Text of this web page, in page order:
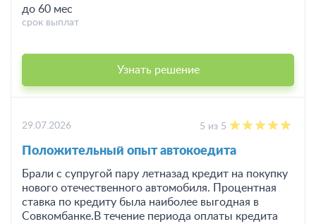
до 60 мес
срок выплат
Узнать решение
29.07.2026 5 из 5
Положительный опыт автокоедита
Брали с супругой пару летназад кредит на покупку
нового отечественного автомобиля. Процентная
ставка по кредиту была наиболее выгодная в
Совкомбанке.В течение периода оплаты кредита